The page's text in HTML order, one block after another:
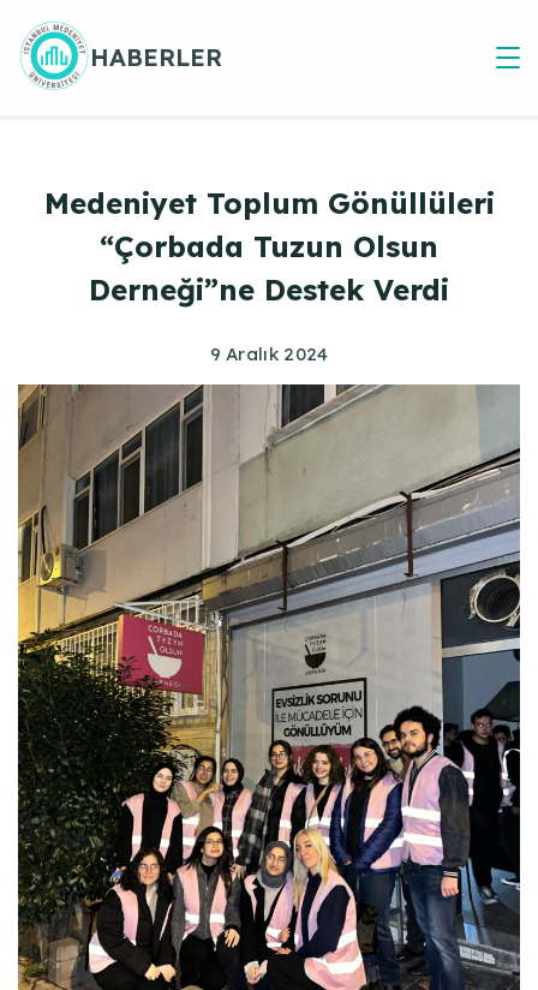
Skip
to
content
HABERLER
Medeniyet Toplum Gönüllüleri
“Çorbada Tuzun Olsun
Derneği”ne Destek Verdi
9 Aralık 2024